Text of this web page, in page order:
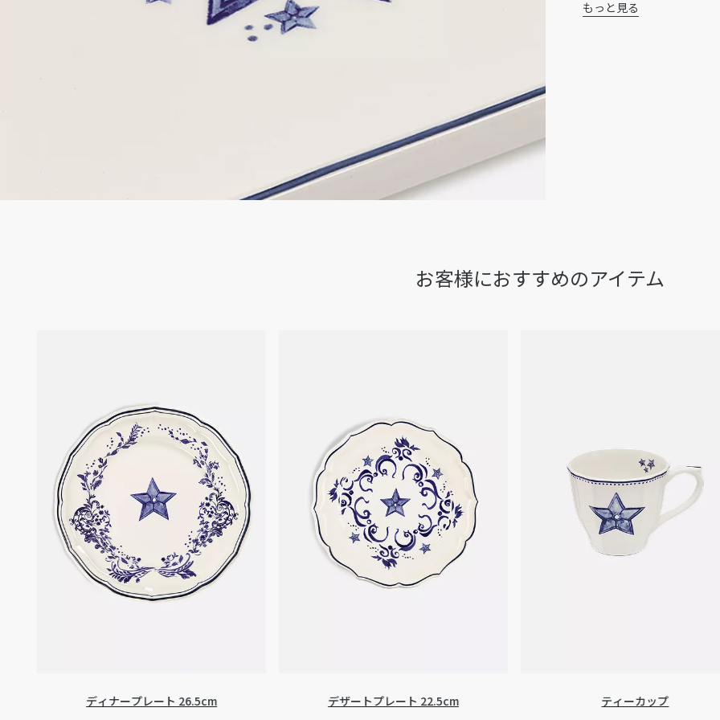
ート オブ リビングを讃え
陶磁器100%
もっと見る
お客様におすすめのアイテム
ディナープレート 26.5cm デザートプレート 22.5cm ティーカップ